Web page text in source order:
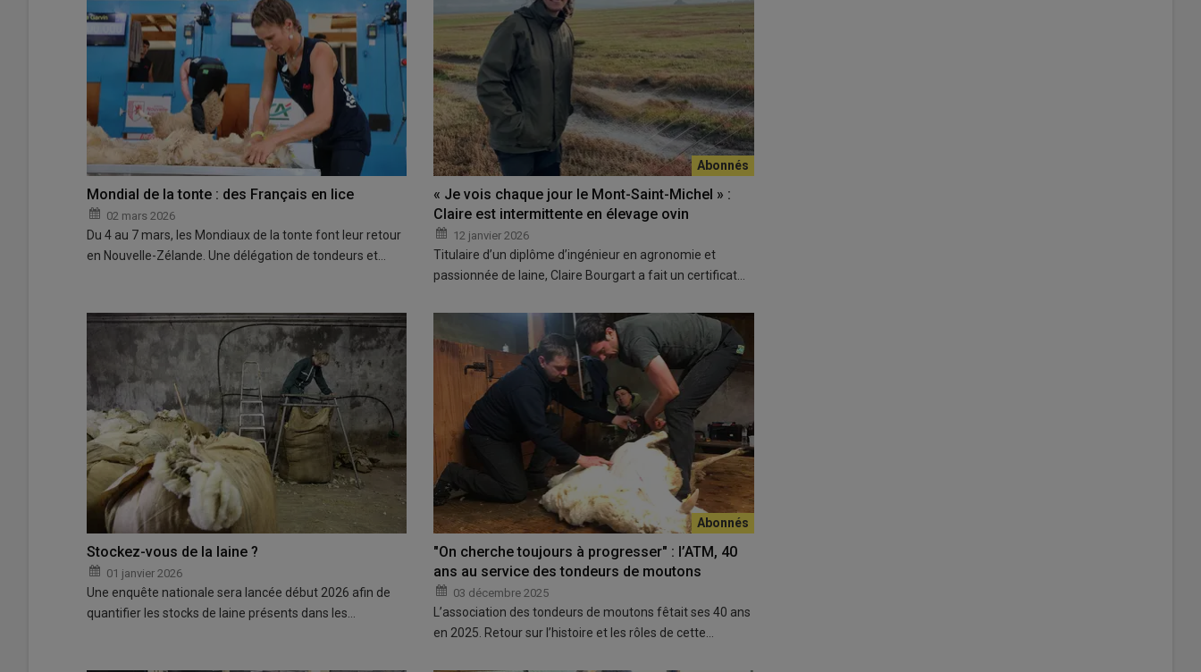
Mondial de la tonte : des Français en lice
02 mars 2026
Du 4 au 7 mars, les Mondiaux de la tonte font leur retour
en Nouvelle-Zélande. Une délégation de tondeurs et…
« Je vois chaque jour le Mont-Saint-Michel » :
Claire est intermittente en élevage ovin
12 janvier 2026
Titulaire d’un diplôme d’ingénieur en agronomie et
passionnée de laine, Claire Bourgart a fait un certificat…
Stockez-vous de la laine ?
01 janvier 2026
Une enquête nationale sera lancée début 2026 afin de
quantifier les stocks de laine présents dans les…
"On cherche toujours à progresser" : l’ATM, 40
ans au service des tondeurs de moutons
03 décembre 2025
L’association des tondeurs de moutons fêtait ses 40 ans
en 2025. Retour sur l’histoire et les rôles de cette…